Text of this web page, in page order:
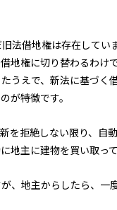
法借地権は存在していま
地権に切り替わるわけ
うえで、新法に基づく
が特徴です。
を拒絶しない限り、自
主に建物を買い取っ
、地主からしたら、一